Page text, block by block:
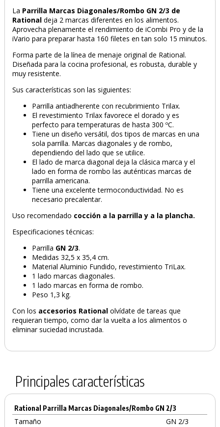
La Parrilla Marcas Diagonales/Rombo GN 2/3 de
Rationaldeja 2 marcas diferentes en los alimentos.
Aprovecha plenamente el rendimiento de iCombi Pro y de la
iVario para preparar hasta 160 filetes en tan solo 15 minutos.
Forma parte de la línea de menaje original de Rational.
Diseñada para la cocina profesional, es robusta, durable y
muy resistente.
Sus características son las siguientes:
Parrilla antiadherente con recubrimiento Trilax.
El revestimiento Trilax favorece el dorado y es
perfecto para temperaturas de hasta 300 ºC.
Tiene un diseño versátil, dos tipos de marcas en una
sola parrilla. Marcas diagonales y de rombo,
dependiendo del lado que se utilice.
El lado de marca diagonal deja la clásica marca y el
lado en forma de rombo las auténticas marcas de
parrilla americana.
Tiene una excelente termoconductividad. No es
necesario precalentar.
Uso recomendado cocción a la parrilla y a la plancha.
Especificaciones técnicas:
Parrilla GN 2/3.
Medidas 32,5 x 35,4 cm.
Material Aluminio Fundido, revestimiento TriLax.
1 lado marcas diagonales.
1 lado marcas en forma de rombo.
Peso 1,3 kg.
Con los accesorios Rational olvídate de tareas que
requieran tiempo, como dar la vuelta a los alimentos o
eliminar suciedad incrustada.
Principales características
Rational Parrilla Marcas Diagonales/Rombo GN 2/3
Tamaño
GN 2/3